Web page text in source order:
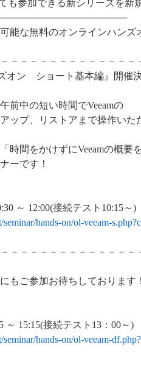
も参加できる新シリーズを新
能な無料のオンラインハンズ
－－－－－－－－－－－－
ズオン ショート基本編』開催
前中の短い時間でVeeamの
ップ、リストアまで操作いた
時間をかけずにVeeamの概要
ーです！
～ 12:00(接続テスト10:15～)
hands-on/ol-veeam-
－－－－－－－－－－－－
もご参加お待ちしております
15:15(接続テスト13：00～)
hands-on/ol-veeam-